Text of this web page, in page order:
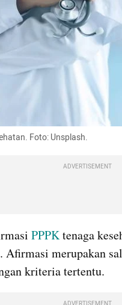
Foto: Unsplash.
ADVERTISEMENT
PPPK tenaga
Afirmasi merupakan
kriteria tertentu.